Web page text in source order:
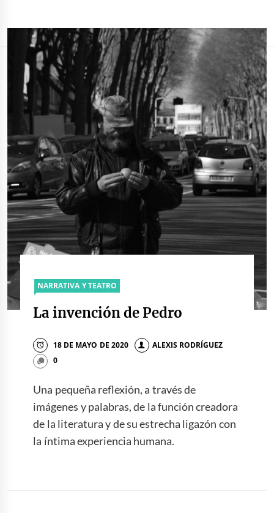
NARRATIVA Y TEATRO
La invención de Pedro
18 DE MAYO DE 2020
ALEXIS RODRÍGUEZ
0
Una pequeña reflexión, a través de
imágenes y palabras, de la función creadora
de la literatura y de su estrecha ligazón con
la íntima experiencia humana.